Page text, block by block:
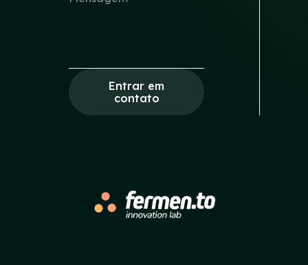
Entrar em
contato